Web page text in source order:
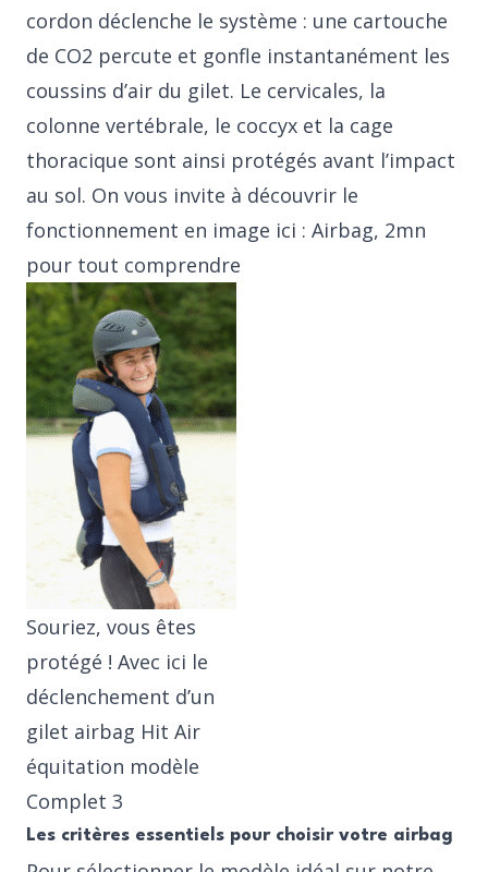
cordon déclenche le système : une cartouche
de CO2 percute et gonfle instantanément les
coussins d’air du gilet. Le cervicales, la
colonne vertébrale, le coccyx et la cage
thoracique sont ainsi protégés avant l’impact
au sol. On vous invite à découvrir le
fonctionnement en image ici : Airbag, 2mn
pour tout comprendre
Souriez, vous êtes
protégé ! Avec ici le
déclenchement d’un
gilet airbag Hit Air
équitation modèle
Complet 3
Les critères essentiels pour choisir votre airbag